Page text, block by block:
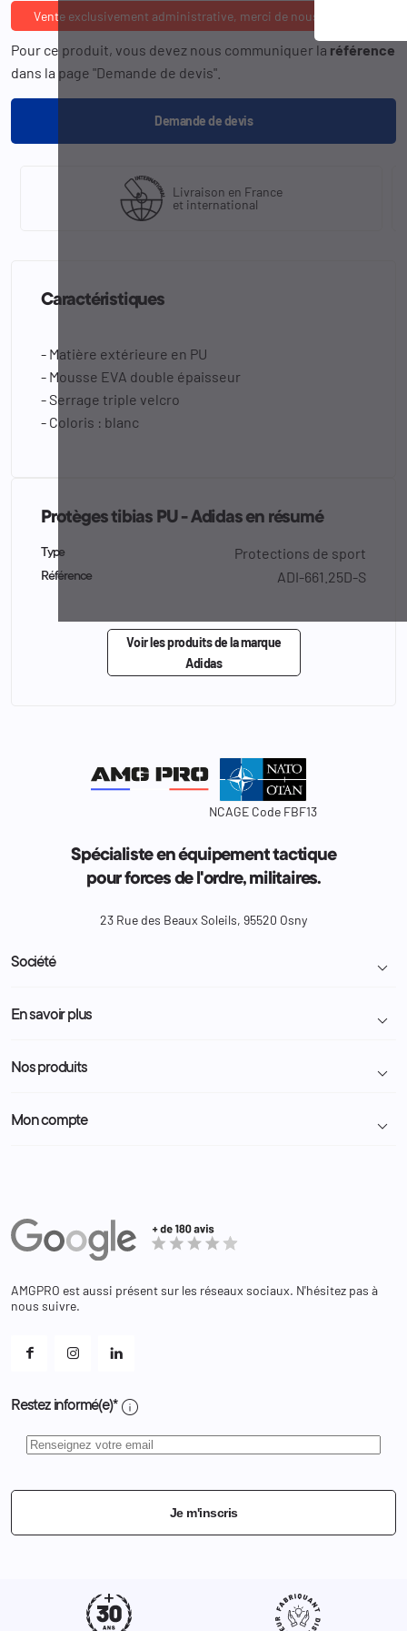
Vente exclusivement administrative, merci de nous consulter
Pour ce produit, vous devez nous communiquer la référence
dans la page "Demande de devis".
Demande de devis
Livraison en France
et international
Caractéristiques
- Matière extérieure en PU
- Mousse EVA double épaisseur
- Serrage triple velcro
- Coloris : blanc
Protèges tibias PU - Adidas en résumé
Type Protections de sport
Référence ADI-661.25D-S
Voir les produits de la marque
Adidas
NCAGE Code FBF13
Spécialiste en équipement tactique
pour forces de l'ordre, militaires.
23 Rue des Beaux Soleils, 95520 Osny
Société 
Livraison et retour colis
Demande de devis
Nous contacter
En savoir plus 
Programme Fidélité
Administration
Nos produits 
Police Municipale | ASVP
Equipements
Bagagerie
Mon compte 
Adresses
Bons de réduction
Et les cookies ?
AMGPRO est aussi présent sur les réseaux sociaux. N'hésitez pas à
nous suivre.
Restez informé(e)* info
Je m'inscris